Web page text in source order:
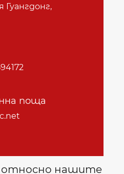
Гуангдонг,
поща
относно нашите